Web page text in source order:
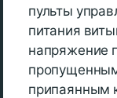
пульты
питания
напряжение
припаянным